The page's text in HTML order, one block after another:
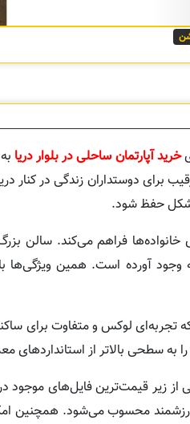
خرید آپارتمان ساحلی در بلوار دریا
برای دوستداران زندگی در
شکل حفظ شود.
فراهم می‌کند. سالن بزرگ
آورده است. همین ویژگی‌ها
لوکس و متفاوت برای
به سطحی بالاتر از استانداردهای
زیر قیمت‌ترین فایل‌های موجود
محسوب می‌شود. همچنین